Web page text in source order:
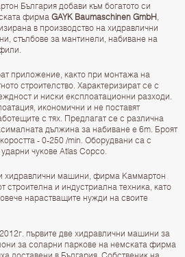
България добави към богатото си
фирма GAYK Baumaschinen GmbH,
в производство на хидравлични
стълбове за мантинели, набиване на
приложение, както при монтажа на
строителство. Характеризират се с
и ниски експлоатационни разходи.
икономични и не поставят
с тях. Предлагат се с различна
дължина за набиване е 6m. Броят
- 0-250 /min. Оборудвани са с
чукове Atlas Copco.
хидравлични машини, фирма Каммартон
строителна и индустриална техника, като
нарастващите нужди на своите
първите две хидравлични машини за
за соларни паркове на немската фирма